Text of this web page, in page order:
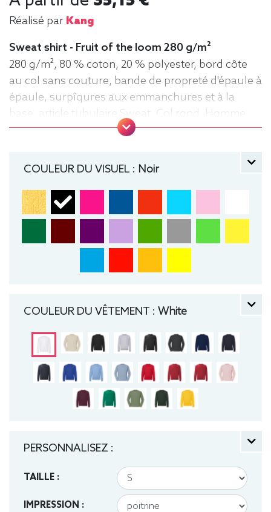
Réalisé par Kang
Sweat shirt - Fruit of the loom 280 g/m²
280 g/m², 80 % coton, 20 % polyester, bord côte
au col sans couture, bande de propreté d'épaule à
épaule, surpîqures aux emmanchures et à la
base, article tubulaire Sweat, Col rond, Homme
COULEUR DU VISUEL : Noir
COULEUR DU VÊTEMENT : White
PERSONNALISEZ :
TAILLE :
IMPRESSION :